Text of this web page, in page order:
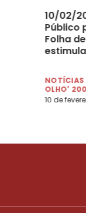
10/02/
Público
Folha
NOTÍCIAS
OLHO'
10 de